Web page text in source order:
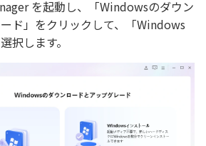
を起動し、「Windowsのダウン
ド」をクリックして、「Windows
択します。